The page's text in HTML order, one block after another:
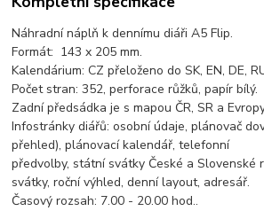
Náhradní náplň k dennímu diáři A5 Flip.
Formát: 143 x 205 mm.
Kalendárium: CZ přeloženo do SK, EN, DE,
Počet stran: 352, perforace růžků, papír bílý.
Zadní předsádka je s mapou ČR, SR a
Infostránky diářů: osobní údaje, plánovač
přehled), plánovací kalendář, telefonní
předvolby, státní svátky České a Slovenské
svátky, roční výhled, denní layout, adresář.
Časový rozsah: 7.00 - 20.00 hod..